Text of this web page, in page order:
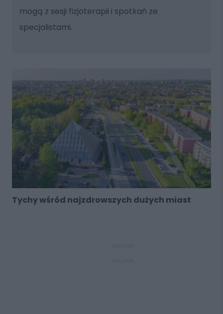
mogą z sesji fizjoterapii i spotkań ze
specjalistami.
Tychy wśród najzdrowszych dużych miast